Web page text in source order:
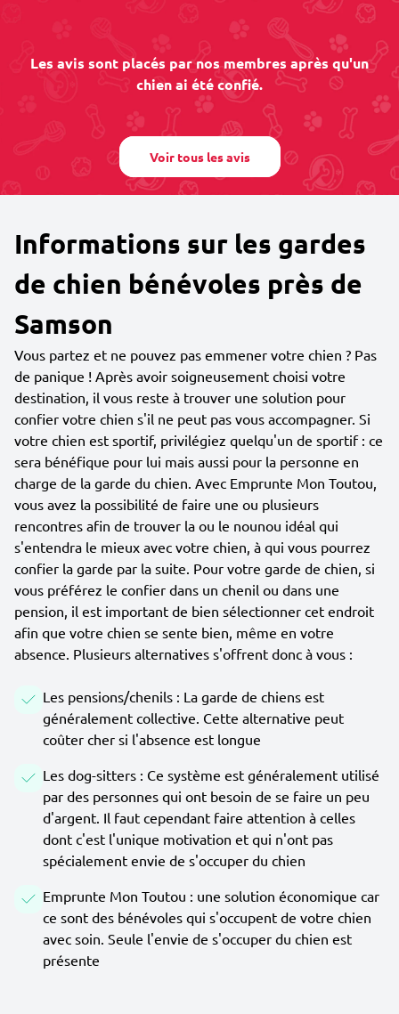
Les avis sont placés par nos membres après qu'un
chien ai été confié.
Voir tous les avis
Informations sur les gardes
de chien bénévoles près de
Samson
Vous partez et ne pouvez pas emmener votre chien ? Pas
de panique ! Après avoir soigneusement choisi votre
destination, il vous reste à trouver une solution pour
confier votre chien s'il ne peut pas vous accompagner. Si
votre chien est sportif, privilégiez quelqu'un de sportif : ce
sera bénéfique pour lui mais aussi pour la personne en
charge de la garde du chien. Avec Emprunte Mon Toutou,
vous avez la possibilité de faire une ou plusieurs
rencontres afin de trouver la ou le nounou idéal qui
s'entendra le mieux avec votre chien, à qui vous pourrez
confier la garde par la suite. Pour votre garde de chien, si
vous préférez le confier dans un chenil ou dans une
pension, il est important de bien sélectionner cet endroit
afin que votre chien se sente bien, même en votre
absence. Plusieurs alternatives s'offrent donc à vous :
Les pensions/chenils : La garde de chiens est
généralement collective. Cette alternative peut
coûter cher si l'absence est longue
Les dog-sitters : Ce système est généralement utilisé
par des personnes qui ont besoin de se faire un peu
d'argent. Il faut cependant faire attention à celles
dont c'est l'unique motivation et qui n'ont pas
spécialement envie de s'occuper du chien
Emprunte Mon Toutou : une solution économique car
ce sont des bénévoles qui s'occupent de votre chien
avec soin. Seule l'envie de s'occuper du chien est
présente